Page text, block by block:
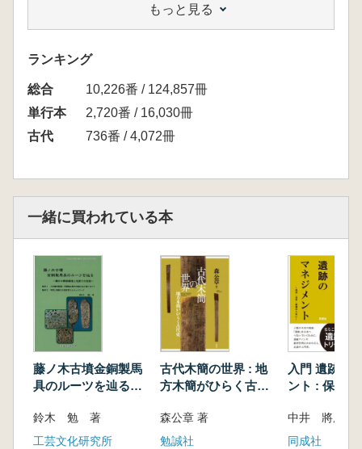
第4章 石見の銀と世界の仕組みを変えた流
通 銀のグローバル価値と日本の銀鉱山
第5章 出雲(・石見)の砂鉄から日本刀まで
たたら製鉄から玉鋼へ 「たたら製鉄」は日本
独自の技術革新
もっと見る
ランキング
総合
10,226番 / 124,857冊
単行本
2,720番 / 16,030冊
古代
736番 / 4,072冊
一緒に買われている本
藤ノ木古墳金銅製馬
具のルーツを辿る
彫りの技術
鈴木 勉 著
工芸文化研究所
古代木簡の世界 : 地
方木簡がひらく古代
森公章 著
勉誠社
入門 遺跡の
ント : 保存・
中井 將胤 著
同成社